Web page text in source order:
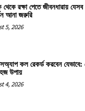
রক্ষা পেতে জীবনধারায় যেসব
আনা জরুরি
5, 2026
কল রেকর্ড করবেন যেভাবে:
উপায়
4, 2026